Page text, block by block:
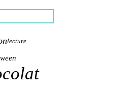
lecture